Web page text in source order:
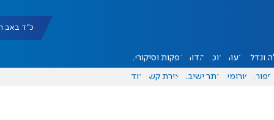
כ"ד באב תשפ"ו
ונדל"ן דעות אוכל יהדות הפקות וסיקורים
ספורט פורומים אתר ישיבה יצירת קשר עוד